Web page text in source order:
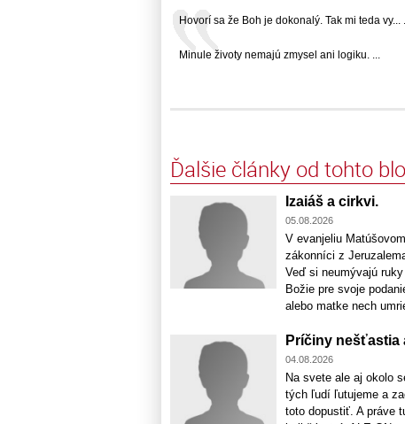
Hovorí sa že Boh je dokonalý. Tak mi teda vy...
Minule životy nemajú zmysel ani logiku. ...
Ďalšie články od tohto
Izaiáš a cirkvi.
05.08.2026
V evanjeliu
zákonníci z
Veď si neumývajú
Božie pre svoje
alebo matke nech
Príčiny nešťastia
04.08.2026
Na svete ale aj okolo
tých ľudí ľutujeme a
toto dopustiť. A práve